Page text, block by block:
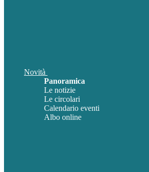
Novità
Panoramica
Le notizie
Le circolari
Calendario eventi
Albo online